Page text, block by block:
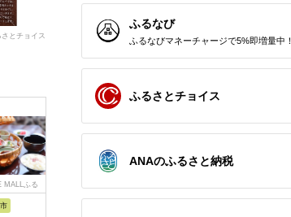
とチョイス
MALLふる
ふるなび
ふるなびマネーチャージで5%即増量中！
ふるさとチョイス
ANAのふるさと納税